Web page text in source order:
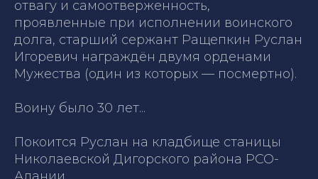
отвагу и самоотверженность,
проявленные при исполнении воинского
долга, старший сержант Ращепкин Руслан
Игоревич награждён двумя орденами
Мужества (один из которых — посмертно).
Воину было 30 лет...
Покоится Руслан на кладбище станицы
Николаевской Дигорского района РСО-